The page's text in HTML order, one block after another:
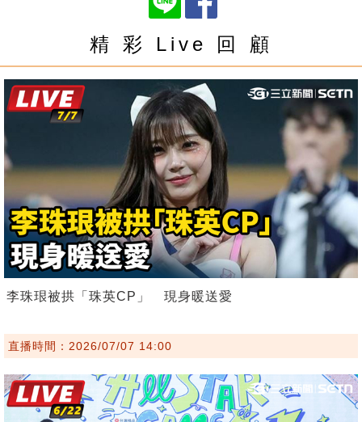
精 彩 Live 回 顧
李珠珢被拱「珠英CP」 現身暖送愛
直播時間：2026/07/07 14:00